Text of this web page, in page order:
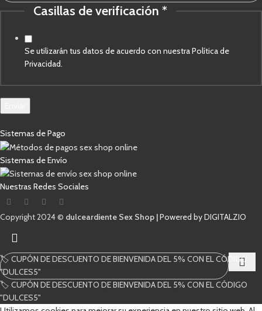
electrónico
Correo
Casillas de verificación *
Se utilizarán tus datos de acuerdo con nuestra Política de
Privacidad.
Sistemas de Pago
Sistemas de Envío
Nuestras Redes Sociales
Copyright 2024 © dulceardiente Sex Shop |Powered by DIGITALZIO
Comienza a escribir para ver los productos que estás buscando.
🏷️ CUPÓN DE DESCUENTO DE BIENVENIDA DEL 5% CON EL CÓDIGO
"DULCES5"
🏷️ CUPÓN DE DESCUENTO DE BIENVENIDA DEL 5% CON EL CÓDIGO
"DULCES5"